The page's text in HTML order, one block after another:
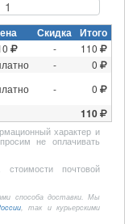
Скидка Итого
-
110
-
0
- 0
110
характер и
не оплачивать
почтовой
способа доставки. Мы
, так и курьерскими